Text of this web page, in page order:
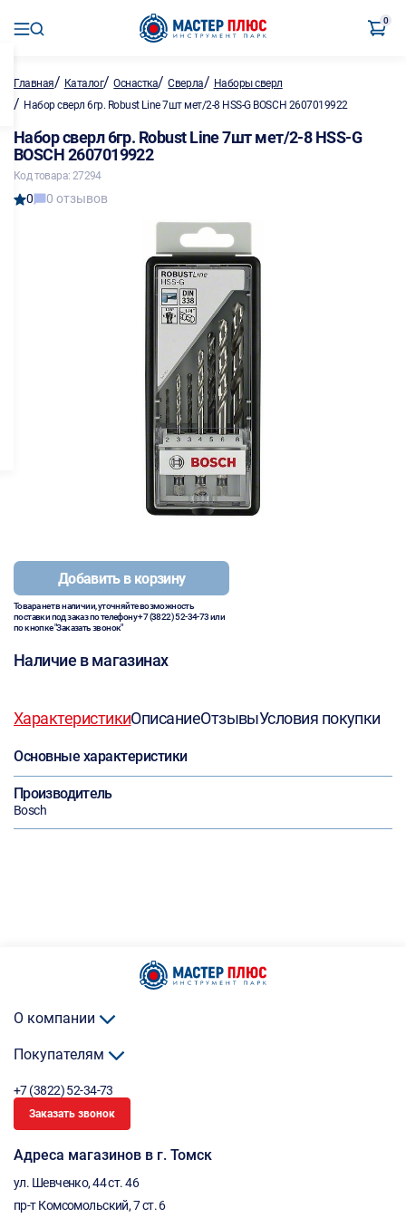
0
Главная/ Каталог/Оснастка/Сверла/ Наборы сверл
/ Набор сверл 6гр. Robust Line 7шт мет/2-8 HSS-G BOSCH 2607019922
Набор сверл 6гр. Robust Line 7шт мет/2-8 HSS-G
BOSCH 2607019922
Код товара: 27294
0 0 отзывов
Добавить в корзину
Товара нет в наличии, уточняйте возможность
поставки под заказ по телефону+7 (3822) 52-34-73или
по кнопке "Заказать звонок"
Наличие в магазинах
ХарактеристикиОписаниеОтзывыУсловия покупки
Основные характеристики
Производитель
Bosch
О компании
Покупателям
+7 (3822) 52-34-73
Заказать звонок
Адреса магазинов в г. Томск
ул. Шевченко, 44 ст. 46
пр-т Комсомольский, 7 ст. 6